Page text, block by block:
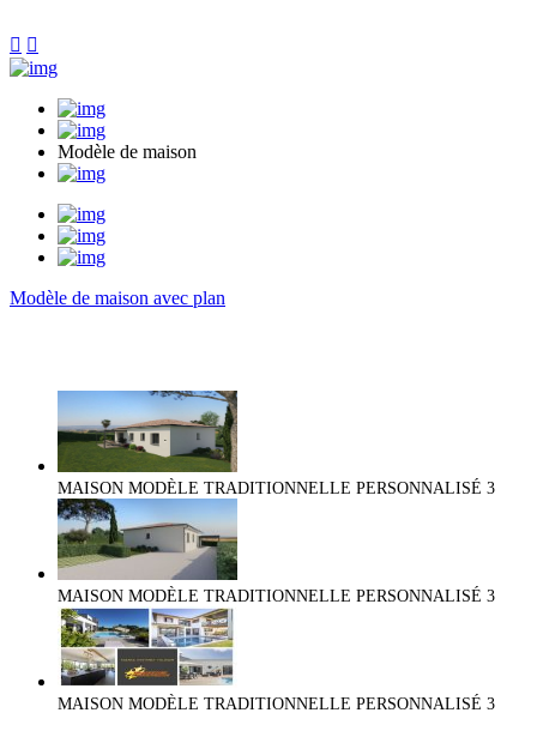
 
Modèle de maison
Modèle de maison avec plan
MAISON MODÈLE TRADITIONNELLE PERSONNALISÉ 3
MAISON MODÈLE TRADITIONNELLE PERSONNALISÉ 3
MAISON MODÈLE TRADITIONNELLE PERSONNALISÉ 3